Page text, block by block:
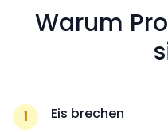
Warum
1
Eis brechen